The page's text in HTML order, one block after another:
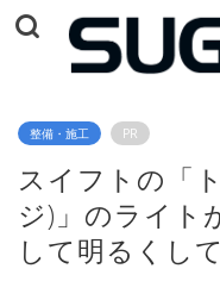
整備・施工 PR
スイフトの「
ジ)」のライト
して明るくし